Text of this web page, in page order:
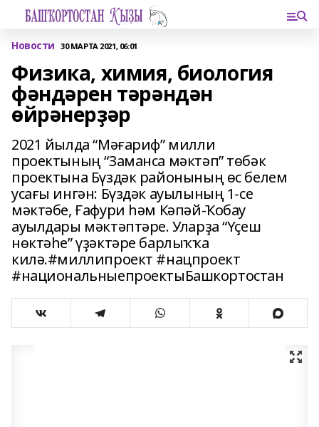
Новости 30 МАРТА 2021, 06:01
Физика, химия, биология
фәндәрен тәрәндән
өйрәнерҙәр
2021 йылда “Мәғариф” милли
проектының “Заманса мәктәп” төбәк
проектына Бүздәк районының өс белем
усағы ингән: Бүздәк ауылының 1-се
мәктәбе, Ғафури һәм Кәпәй-Ҡобау
ауылдары мәктәптәре. Уларҙа “Үҫеш
нөктәһе” үҙәктәре барлыҡҡа
килә.#миллипроект #нацпроект
#национальныепроектыБашкортостан